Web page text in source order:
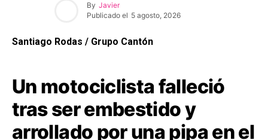
By Javier
Publicado el 5 agosto, 2026
Santiago Rodas / Grupo Cantón
Un motociclista falleció
tras ser embestido y
arrollado por una pipa en el